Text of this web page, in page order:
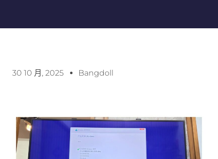
30 10 月, 2025 Bangdoll